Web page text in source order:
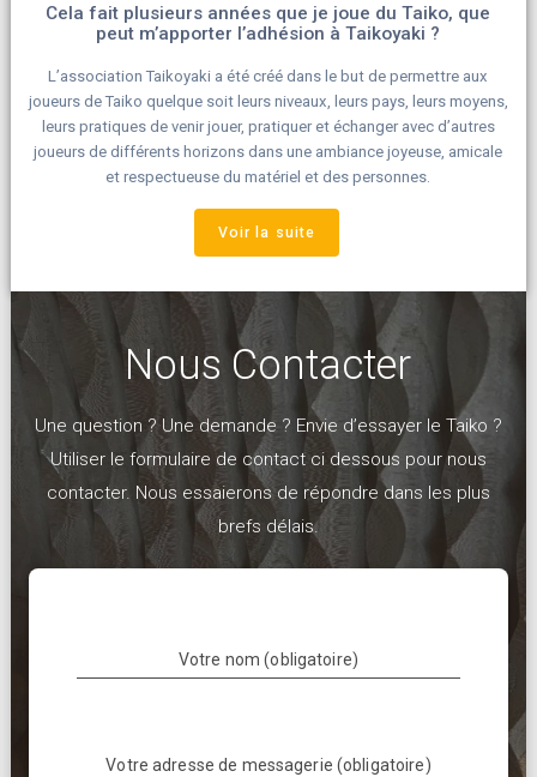
Cela fait plusieurs années que je joue du Taiko, que
peut m’apporter l’adhésion à Taikoyaki ?
L’association Taikoyaki a été créé dans le but de permettre aux
joueurs de Taiko quelque soit leurs niveaux, leurs pays, leurs moyens,
leurs pratiques de venir jouer, pratiquer et échanger avec d’autres
joueurs de différents horizons dans une ambiance joyeuse, amicale
et respectueuse du matériel et des personnes.
Voir la suite
Nous Contacter
Une question ? Une demande ? Envie d’essayer le Taiko ?
Utiliser le formulaire de contact ci dessous pour nous
contacter. Nous essaierons de répondre dans les plus
brefs délais.
Votre nom (obligatoire)
Votre adresse de messagerie (obligatoire)